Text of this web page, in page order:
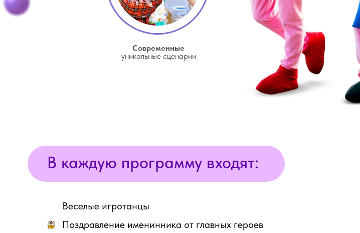
Современные
уникальные сценарии
Веселые игротанцы
Поздравление именинника от главных героев
В каждую программу входят: